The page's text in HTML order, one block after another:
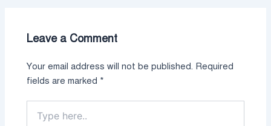
Leave a Comment
Your email address will not be published. Required
fields are marked *
here..